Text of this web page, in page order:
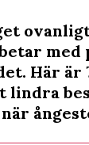
med
Här
lindra